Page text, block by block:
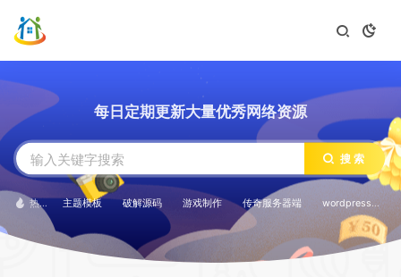
每日定期更新大量优秀网络资源
搜索
热门搜索： 主题模板 破解源码 游戏制作 传奇服务器端 wordpress